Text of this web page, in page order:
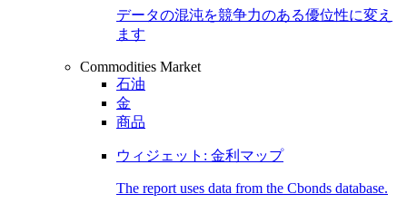
データの混沌を競争力のある優位性に変え
ます
Commodities Market
石油
金
商品
ウィジェット: 金利マップ
The report uses data from the Cbonds database.